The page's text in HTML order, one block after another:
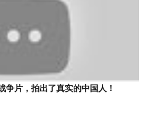
争片，拍出了真实的中国人！